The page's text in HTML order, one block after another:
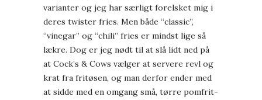
varianter og jeg har særligt forelsket mig i
deres twister fries. Men både “classic”,
“vinegar” og “chili” fries er mindst lige så
lækre. Dog er jeg nødt til at slå lidt ned på
at Cock’s & Cows vælger at servere revl og
krat fra fritøsen, og man derfor ender med
at sidde med en omgang små, tørre pomfrit-